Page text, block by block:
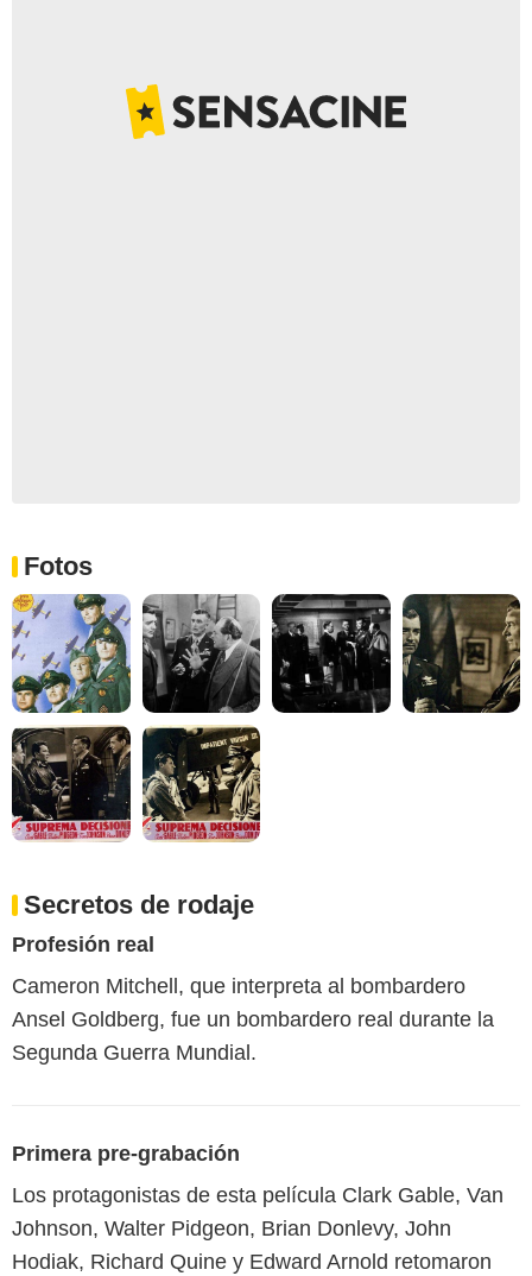
Fotos
Secretos de rodaje
Profesión real
Cameron Mitchell, que interpreta al bombardero
Ansel Goldberg, fue un bombardero real durante la
Segunda Guerra Mundial.
Primera pre-grabación
Los protagonistas de esta película Clark Gable, Van
Johnson, Walter Pidgeon, Brian Donlevy, John
Hodiak, Richard Quine y Edward Arnold retomaron